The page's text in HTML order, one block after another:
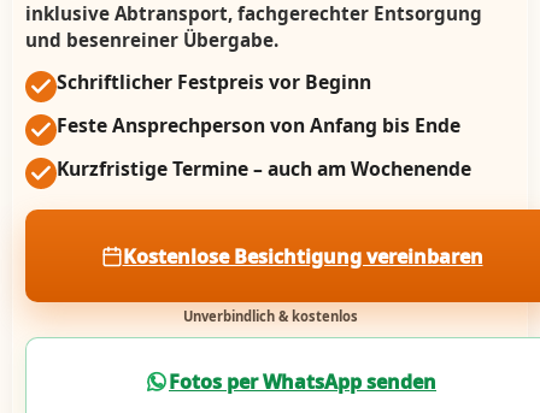
inklusive Abtransport, fachgerechter Entsorgung
und besenreiner Übergabe.
Schriftlicher Festpreis vor Beginn
Feste Ansprechperson von Anfang bis Ende
Kurzfristige Termine – auch am Wochenende
Kostenlose Besichtigung vereinbaren
Unverbindlich & kostenlos
Fotos per WhatsApp senden